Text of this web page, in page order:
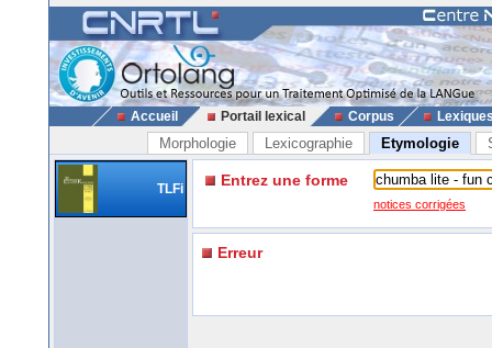
Accueil Portail lexical Corpus
Morphologie Lexicographie Etymologie
TLFi Entrez une forme
notices corrigées
Erreur